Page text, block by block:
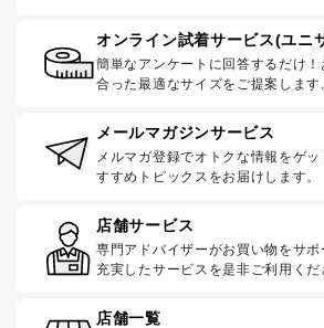
オンライン試着サービス(ユニ
簡単なアンケートに回答するだけ
合った最適なサイズをご提案します
メールマガジンサービス
メルマガ登録でオトクな情報をゲ
すすめトピックスをお届けします。
店舗サービス
専門アドバイザーがお買い物をサポ
充実したサービスを是非ご利用くだ
店舗一覧